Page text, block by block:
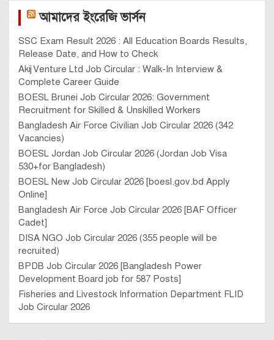
আমাদের ইংরেজি ভার্সন
SSC Exam Result 2026 : All Education Boards Results,
Release Date, and How to Check
Akij Venture Ltd Job Circular : Walk-In Interview &
Complete Career Guide
BOESL Brunei Job Circular 2026: Government
Recruitment for Skilled & Unskilled Workers
Bangladesh Air Force Civilian Job Circular 2026 (342
Vacancies)
BOESL Jordan Job Circular 2026 (Jordan Job Visa
530+for Bangladesh)
BOESL New Job Circular 2026 [boesl.gov.bd Apply
Online]
Bangladesh Air Force Job Circular 2026 [BAF Officer
Cadet]
DISA NGO Job Circular 2026 (355 people will be
recruited)
BPDB Job Circular 2026 [Bangladesh Power
Development Board job for 587 Posts]
Fisheries and Livestock Information Department FLID
Job Circular 2026